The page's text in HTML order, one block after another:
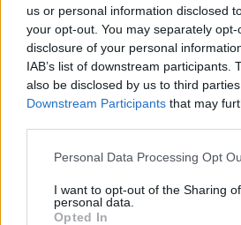
us or personal information disclosed
your opt-out. You may separately
disclosure of your personal
IAB’s list of downstream participants.
also be disclosed by us to third
Downstream Participants that may
Personal Data Processing Opt
I want to opt-out of the Sharing
personal data.
Opted In